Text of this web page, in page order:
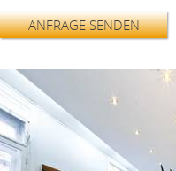
ANFRAGE SENDEN